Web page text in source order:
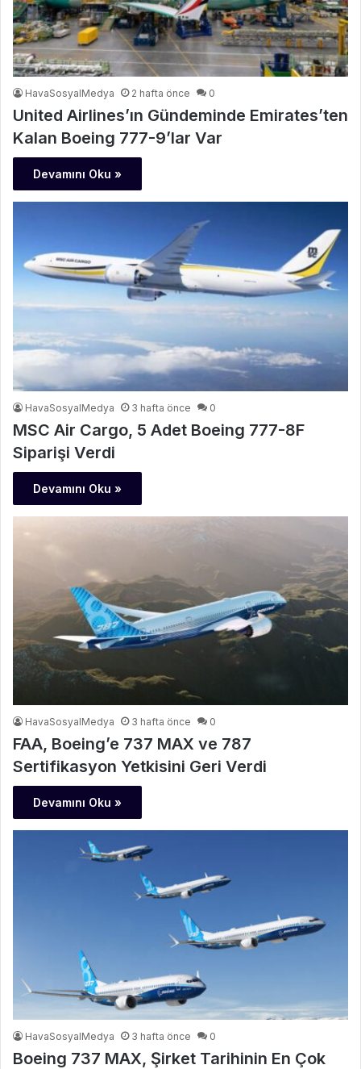
HavaSosyalMedya 2 hafta önce 0
United Airlines’ın Gündeminde Emirates’ten
Kalan Boeing 777-9’lar Var
Devamını Oku »
HavaSosyalMedya 3 hafta önce 0
MSC Air Cargo, 5 Adet Boeing 777-8F
Siparişi Verdi
Devamını Oku »
HavaSosyalMedya 3 hafta önce 0
FAA, Boeing’e 737 MAX ve 787
Sertifikasyon Yetkisini Geri Verdi
Devamını Oku »
HavaSosyalMedya 3 hafta önce 0
Boeing 737 MAX, Şirket Tarihinin En Çok